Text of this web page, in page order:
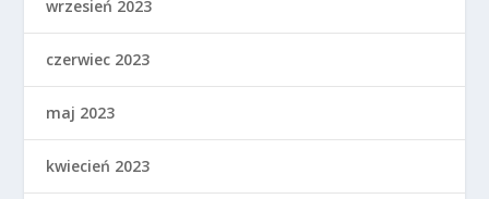
wrzesień 2023
czerwiec 2023
maj 2023
kwiecień 2023